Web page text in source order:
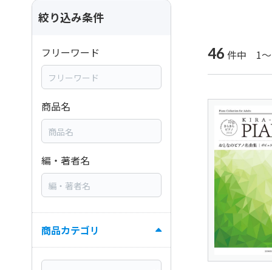
46 件中 1～
絞り込み条件
フリーワード
商品名
編・著者名
商品カテゴリ